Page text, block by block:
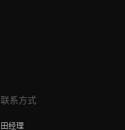
联系方式
田经理